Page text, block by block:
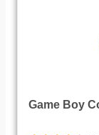
Game Boy